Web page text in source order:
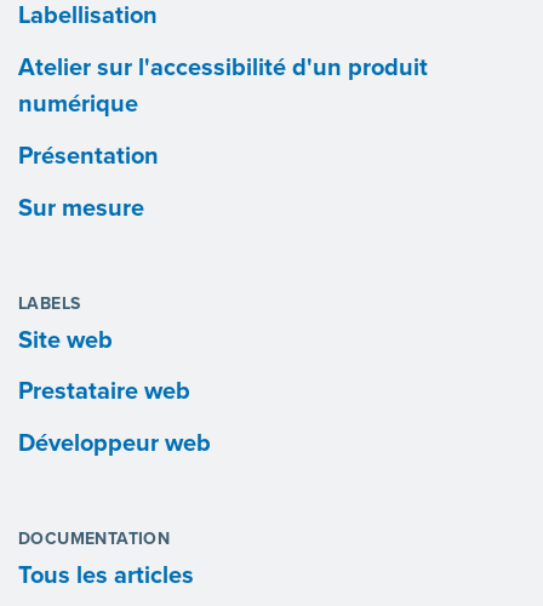
Labellisation
Atelier sur l'accessibilité d'un produit
numérique
Présentation
Sur mesure
LABELS
Site web
Prestataire web
Développeur web
DOCUMENTATION
Tous les articles